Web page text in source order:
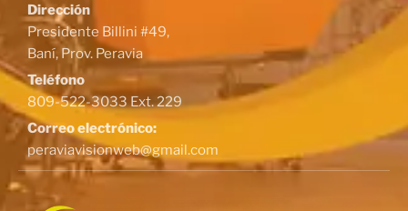
Dirección
Presidente Billini #49,
Baní, Prov. Peravia
Teléfono
809-522-3033 Ext. 229
Correo electrónico:
peraviavisionweb@gmail.com